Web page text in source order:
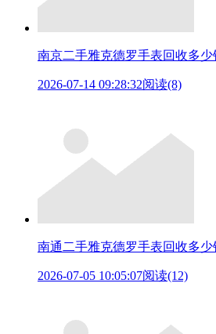
南京二手雅克德罗手表回收多少
2026-07-14 09:28:32阅读(8)
南通二手雅克德罗手表回收多少
2026-07-05 10:05:07阅读(12)